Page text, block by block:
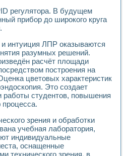
для исследования электрических
по информационно-
по основам теории Коммутации
лабораторной работы
по электротехнике в среде
в рамках национального проекта
решателей
LabVIEW лабораторных практикумов
качества образования и
лабораторного практикума по
лаборатории по электротехнике
алгоритмы частотного анализа
учебного центра «Технологии
магистерской программе «Прикладная
регулятора. В будущем
прибор до широкого круга
и интуиция ЛПР оказываются
разумных решений.
расчёт площади
построения на
цветовых характеристик
Это создает
работы студентов, повышения
процесса.
зрения и обработки
учебная лаборатория,
индивидуальные
оснащенные